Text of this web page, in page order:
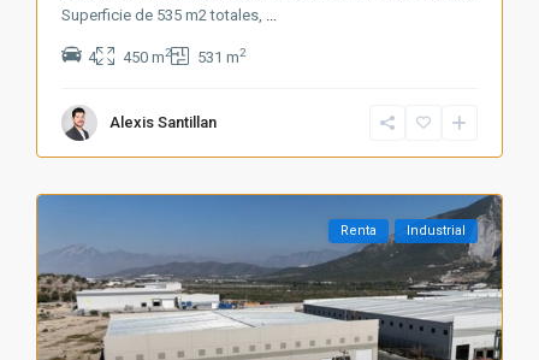
Superficie de 535 m2 totales,
4 450 m2 531 m2
Alexis Santillan
Renta Industrial